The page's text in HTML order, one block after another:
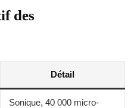
des
Détail
Sonique, 40 000 micro-